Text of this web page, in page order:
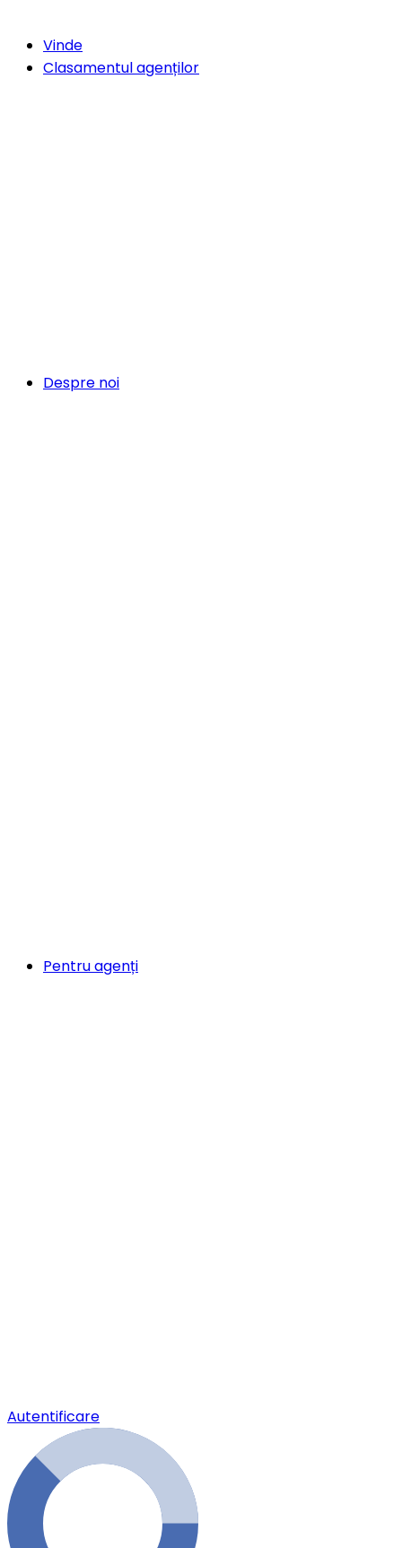
Vinde
Clasamentul agenților
Despre noi
Pentru agenți
Autentificare